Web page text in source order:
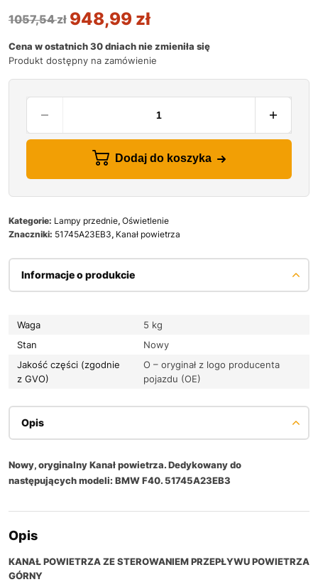
1057,54zł 948,99 zł
Cena w ostatnich 30 dniach nie zmieniła się
Produkt dostępny na zamówienie
Dodaj do koszyka
Kategorie: Lampy przednie, Oświetlenie
Znaczniki: 51745A23EB3, Kanał powietrza
Informacje o produkcie
Waga
5 kg
Stan
Nowy
Jakość części (zgodnie
z GVO)
O – oryginał z logo producenta
pojazdu (OE)
Opis
Nowy, oryginalny Kanał powietrza. Dedykowany do
następujących modeli: BMW F40. 51745A23EB3
Opis
KANAŁ POWIETRZA ZE STEROWANIEM PRZEPŁYWU POWIETRZA
GÓRNY